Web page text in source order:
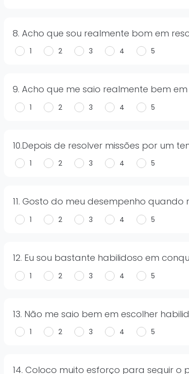
8. Acho que sou realmente bom em
1 2 3 4 5
9. Acho que me saio realmente bem
1 2 3 4 5
10.Depois de resolver missões por um
1 2 3 4 5
11. Gosto do meu desempenho
1 2 3 4 5
12. Eu sou bastante habilidoso em
1 2 3 4 5
13. Não me saio bem em escolher
1 2 3 4 5
14. Coloco muito esforço para seguir